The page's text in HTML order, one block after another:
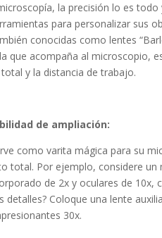
la precisión lo es
para personalizar sus
conocidas como lentes
que acompaña al microscopio,
y la distancia de trabajo.
de ampliación:
como varita mágica para su
total. Por ejemplo, considere
de 2x y oculares de 10x,
detalles? Coloque una lente
30x.